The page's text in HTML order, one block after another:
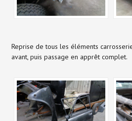
Reprise de tous les éléments
avant, puis passage en apprêt complet.